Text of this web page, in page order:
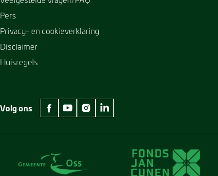
Pers
Privacy- en cookieverklaring
Disclaimer
Huisregels
Volg ons
facebook Museum Jan Cunen
youtube Museum Jan Cunen
instagram Museum Jan Cunen
linkedin Museum Jan Cunen